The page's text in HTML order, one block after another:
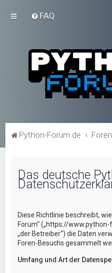
FAQ
Python-Forum.de
Das deutsche
Diese Richtlinie beschreibt,
Forum“ („https://
„der Betreiber“) die Daten
Foren-Besuchs gesammelt
Umfang und Art der